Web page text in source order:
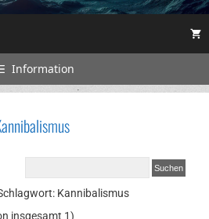
Information
Kannibalismus
insgesamt 1)